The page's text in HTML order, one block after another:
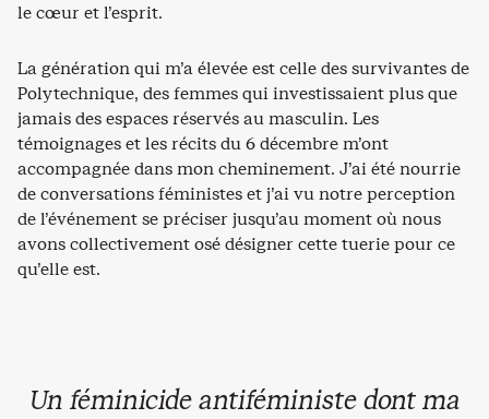
le cœur et l’esprit.
La génération qui m’a élevée est celle des survivantes de
Polytechnique, des femmes qui investissaient plus que
jamais des espaces réservés au masculin. Les
témoignages et les récits du 6 décembre m’ont
accompagnée dans mon cheminement. J’ai été nourrie
de conversations féministes et j’ai vu notre perception
de l’événement se préciser jusqu’au moment où nous
avons collectivement osé désigner cette tuerie pour ce
qu’elle est.
Un féminicide antiféministe dont ma